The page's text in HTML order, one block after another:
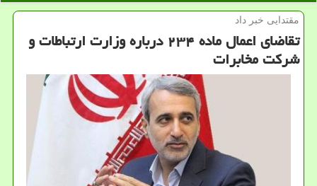
مقتدایی خبر داد
تقاضای اعمال ماده ۲۳۴ درباره وزارت ارتباطات و
شرکت مخابرات